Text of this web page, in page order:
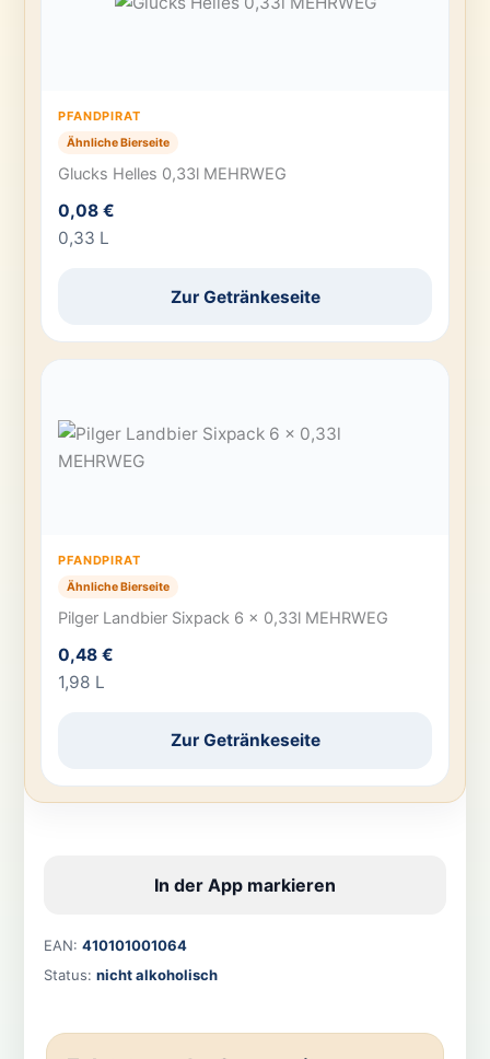
PFANDPIRAT
Ähnliche Bierseite
Glucks Helles 0,33l MEHRWEG
0,08 €
0,33 L
Zur Getränkeseite
PFANDPIRAT
Ähnliche Bierseite
Pilger Landbier Sixpack 6 x 0,33l MEHRWEG
0,48 €
1,98 L
Zur Getränkeseite
In der App markieren
EAN: 410101001064
Status: nicht alkoholisch